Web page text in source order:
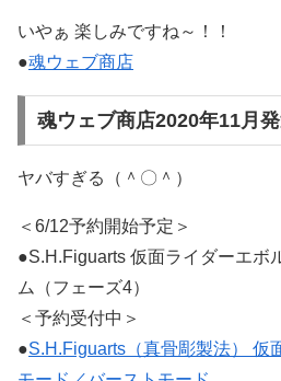
いやぁ 楽しみですね～！！
●魂ウェブ商店
魂ウェブ商店2020年11月
ヤバすぎる（＾〇＾）
＜6/12予約開始予定＞
●S.H.Figuarts 仮面ライダーエボ
ム（フェーズ4）
＜予約受付中＞
●S.H.Figuarts（真骨彫製法） 仮